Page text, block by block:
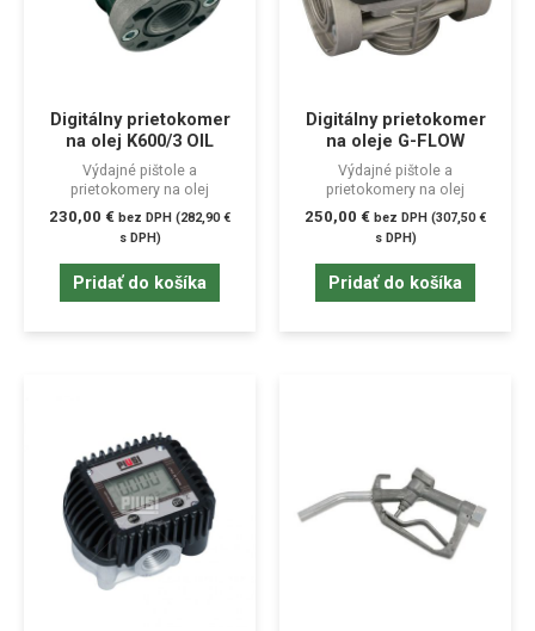
Digitálny prietokomer
na olej K600/3 OIL
Výdajné pištole a
prietokomery na olej
230,00 € bez DPH (282,90€
s DPH)
Pridať do košíka
Digitálny prietokomer
na oleje G-FLOW
Výdajné pištole a
prietokomery na olej
250,00 € bez DPH (307,50€
s DPH)
Pridať do košíka